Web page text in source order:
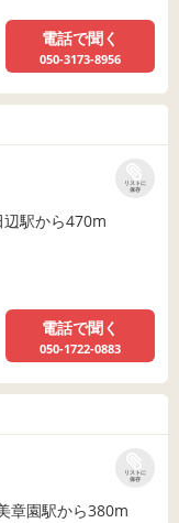
電話で聞く
050-3173-8956
リストに
保存
駅から470m
電話で聞く
050-1722-0883
リストに
保存
章園駅から380m